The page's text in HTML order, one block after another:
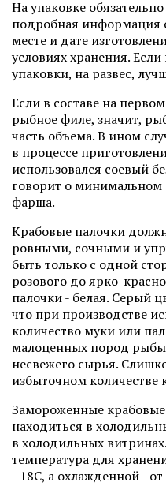
На упаковке
подробная информация
месте и дате
условиях хранения.
упаковки, на развес,
Если в составе на
рыбное филе, значит,
часть объема. В ином
в процессе
использовался соевый
говорит о
фарша.
Крабовые палочки
ровными, сочными и
быть только с одной
розового до ярко-
палочки - белая. Серый
что при производстве
количество муки или
малоценных пород
несвежего сырья.
избыточном количестве
Замороженные
находиться в
в холодильных
температура для
- 18С, а охлажденной -